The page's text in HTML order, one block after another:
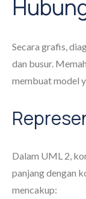
Secara grafis,
dan busur.
membuat model
Dalam UML 2,
panjang dengan
mencakup: